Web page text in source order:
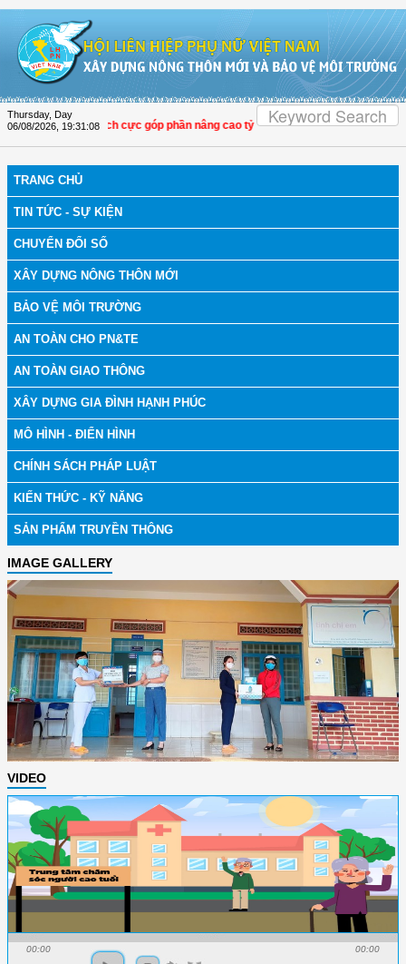
Thursday, Day
06/08/2026 19:31:09
Thọ Xuân tích cực góp phần nâng cao tỷ lệ người dân tham gia bảo hiểm y tế
TRANG CHỦ
TIN TỨC - SỰ KIỆN
CHUYỂN ĐỔI SỐ
XÂY DỰNG NÔNG THÔN MỚI
BẢO VỆ MÔI TRƯỜNG
AN TOÀN CHO PN&TE
AN TOÀN GIAO THÔNG
XÂY DỰNG GIA ĐÌNH HẠNH PHÚC
MÔ HÌNH - ĐIỂN HÌNH
CHÍNH SÁCH PHÁP LUẬT
KIẾN THỨC - KỸ NĂNG
SẢN PHẨM TRUYỀN THÔNG
IMAGE GALLERY
VIDEO
00:00 00:00